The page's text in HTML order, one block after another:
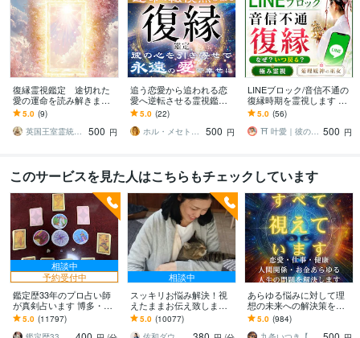
復縁霊視鑑定 途切れた
愛の運命を読み解きます
離れた愛の未来を霊視
し、絆を取り戻す導きを
【初回限定価格】
5.0 (9)
英国王室霊統の結び手 SUMIRE
500 円
追う恋愛から追われる恋
愛へ逆転させる霊視鑑定
します LINEブロック・音
信不通・自然消滅・遠距
離…解決事例多数＊
5.0 (22)
ホル・メセト◆魂の欠損を埋める運命修復師
500 円
LINEブロック/音信不通の
復縁時期を霊視します 相
手の気持ち/復縁/恋愛霊視/
あなたを好きな人/不倫/複
雑
5.0 (56)
⛩️ 叶愛｜彼の本音を視る涙腺崩壊霊視 500 円
このサービスを見た人はこちらもチェックしています
相談中
予約受付中
鑑定歴33年のプロ占い師
が真剣占います 博多・廓
屋の純血統占い祈願師
雷鳥
5.0 (11797)
相談中
スッキリお悩み解決！視
えたままお伝え致します
恋愛、結婚、人間関係、
仕事、人生、ペットの気
5.0 (10077)
あらゆる悩みに対して理
想の未来への解決策を授
けます 人生が上手くいか
ないと悩んでいる人に未
5.0 (984)